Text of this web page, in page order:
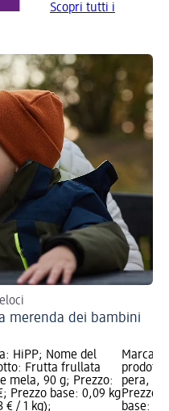
Scopri tutti i
merenda dei bambini
HiPP; Nome del
Frutta frullata
mela, 90 g; Prezzo:
Prezzo base: 0,09 kg
€ / 1 kg);
Marca:
pera,
Prezzo:
base: